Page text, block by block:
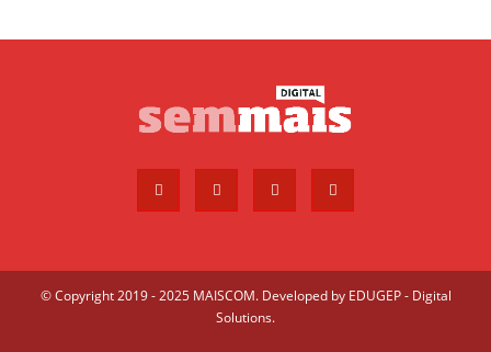
© Copyright 2019 - 2025 MAISCOM. Developed by EDUGEP - Digital
Solutions.